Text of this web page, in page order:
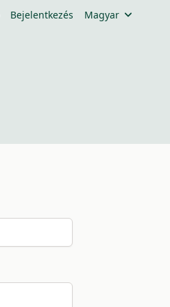
Bejelentkezés Magyar